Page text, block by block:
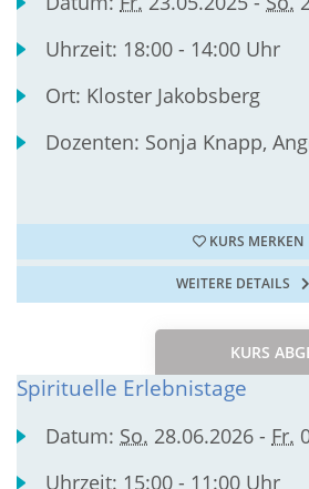
Uhrzeit: 18:00 - 14:00 Uhr
Ort: Kloster Jakobsberg
Dozenten: Sonja Knapp,
KURS MERKEN
WEITERE DETAILS
KURS
Spirituelle Erlebnistage
Datum: So. 28.06.2026 - Fr.
Uhrzeit: 15:00 - 11:00 Uhr